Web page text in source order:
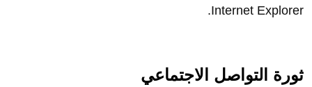
Internet Explorer.
ثورة التواصل الاجتماعي